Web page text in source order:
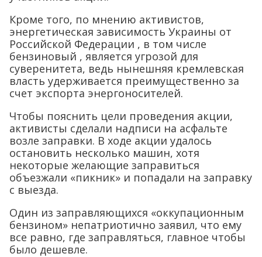
Кроме того, по мнению активистов,
энергетическая зависимость Украины от
Российской Федерации , в том числе
бензиновый , является угрозой для
суверенитета, ведь нынешняя кремлевская
власть удерживается преимущественно за
счет экспорта энергоносителей.
Чтобы пояснить цели проведения акции,
активисты сделали надписи на асфальте
возле заправки. В ходе акции удалось
остановить несколько машин, хотя
некоторые желающие заправиться
объезжали «пикник» и попадали на заправку
с выезда.
Один из заправляющихся «оккупационным
бензином» непатриотично заявил, что ему
все равно, где заправляться, главное чтобы
было дешевле.